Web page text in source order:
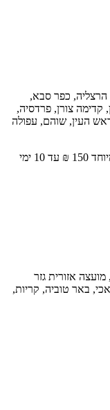
הרצליה, כפר סבא,
קדימה צורן, פרדסיה,
העין, שוהם, עפולה
. עלות משלוח מיוחד 150 ₪ עד 10 ימי
מועצה אזורית גזר
באר טוביה, קריות,